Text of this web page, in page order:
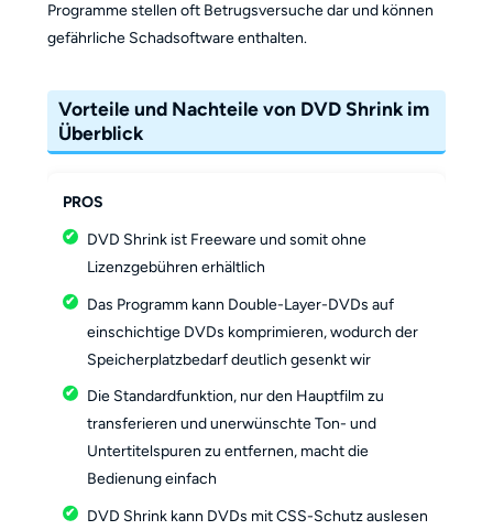
Programme stellen oft Betrugsversuche dar und können
gefährliche Schadsoftware enthalten.
Vorteile und Nachteile von DVD Shrink im
Überblick
PROS
DVD Shrink ist Freeware und somit ohne
Lizenzgebühren erhältlich
Das Programm kann Double-Layer-DVDs auf
einschichtige DVDs komprimieren, wodurch der
Speicherplatzbedarf deutlich gesenkt wir
Die Standardfunktion, nur den Hauptfilm zu
transferieren und unerwünschte Ton- und
Untertitelspuren zu entfernen, macht die
Bedienung einfach
DVD Shrink kann DVDs mit CSS-Schutz auslesen